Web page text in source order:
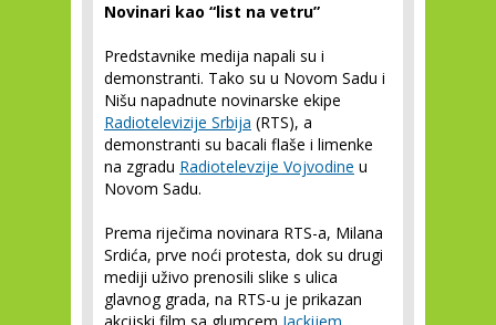
Novinari kao “list na vetru”
Predstavnike medija napali su i
demonstranti. Tako su u Novom Sadu i
Nišu napadnute novinarske ekipe
Radiotelevizije Srbija (RTS), a
demonstranti su bacali flaše i limenke
na zgradu Radiotelevzije Vojvodine u
Novom Sadu.
Prema riječima novinara RTS-a, Milana
Srdića, prve noći protesta, dok su drugi
mediji uživo prenosili slike s ulica
glavnog grada, na RTS-u je prikazan